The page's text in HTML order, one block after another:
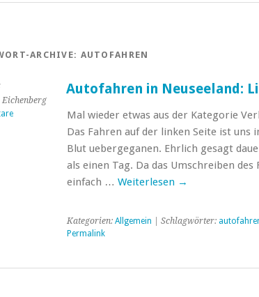
ARCHIVE: AUTOFAHREN
Autofahren in Neuseeland:
Mal wieder etwas aus der Kategorie
Das Fahren auf der linken Seite ist uns
Blut uebergeganen. Ehrlich gesagt
als einen Tag. Da das Umschreiben des
einfach … Weiterlesen →
Kategorien: Allgemein | Schlagwörter:
Permalink